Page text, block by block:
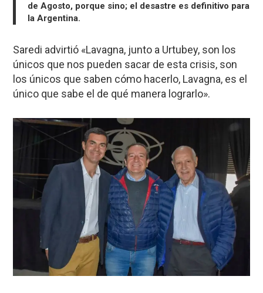
de Agosto, porque sino; el desastre es definitivo para
la Argentina.
Saredi advirtió «Lavagna, junto a Urtubey, son los
únicos que nos pueden sacar de esta crisis, son
los únicos que saben cómo hacerlo, Lavagna, es el
único que sabe el de qué manera lograrlo».